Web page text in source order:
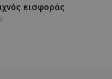
εισφοράς